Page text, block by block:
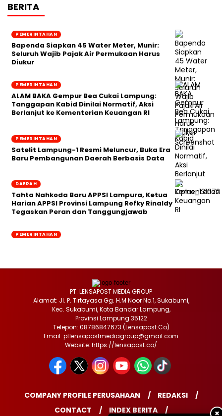
BERITA
PEMERINTAHAN
‎Bapenda Siapkan 45 Water Meter, Munir:
Seluruh Wajib Pajak Air Permukaan Harus
Diukur
PEMERINTAHAN
ALAM BAKA Gempur Bea Cukai Lampung:
Tanggapan Kabid Dinilai Normatif, Aksi
Berlanjut ke Kementerian Keuangan RI
PEMERINTAHAN
Satelit Lampung-1 Resmi Meluncur, Buka Era
Baru Pembangunan Daerah Berbasis Data
DAERAH
Tahta Nahkoda Baru APPSI Lampura, Ketua
Harian APPSI Provinsi Lampung Refky Rinaldy
Tegaskan Peran dan Tanggungjawab
PEMERINTAHAN
✖
PT. LENSAPOST MEDIA GROUP
Alamat: Jl. P. Tirtayasa Gg. H.M Noor No.1, Sukabumi,
Kec. Sukabumi, Kota Bandar Lampung,
Provinsi Lampung 35122
Telepon: 08786847673 (Lensapost.Co)
Email: ptlensapostmediagroup@gmail.com
Website: https://lensapost.co/
COMPANY PROFILE PERUSAHAAN
REDAKSI
CONTACT
INDEX BERITA